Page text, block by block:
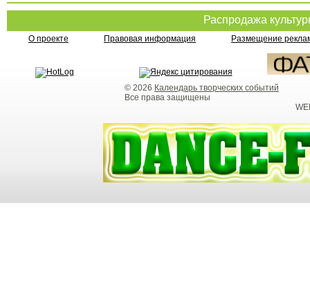
Распродажа
О проекте Правовая информация Размещение
© 2026 Календарь творческих событий
Все права защищены